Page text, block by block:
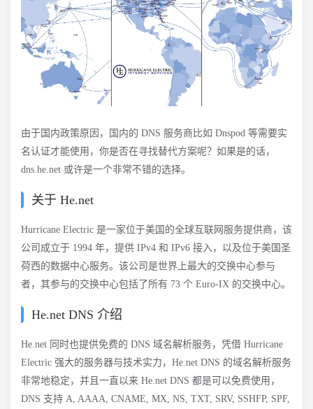
由于国内政策原因，国内的 DNS 服务商比如 Dnspod 等需要实
名认证才能使用，你是否在寻找替代方案呢？如果是的话，
dns.he.net 或许是一个非常不错的选择。
关于 He.net
Hurricane Electric 是一家位于美国的全球互联网服务提供商，该
公司成立于 1994 年，提供 IPv4 和 IPv6 接入，以及位于美国圣
荷西的数据中心服务。该公司是世界上最大的交换中心参与
者，其参与的交换中心包括了所有 73 个 Euro-IX 的交换中心。
He.net DNS 介绍
He.net 同时也提供免费的 DNS 域名解析服务，凭借 Hurricane
Electric 强大的服务器与技术实力，He.net DNS 的域名解析服务
非常地稳定，并且一直以来 He.net DNS 都是可以免费使用，
DNS 支持 A, AAAA, CNAME, MX, NS, TXT, SRV, SSHFP, SPF,